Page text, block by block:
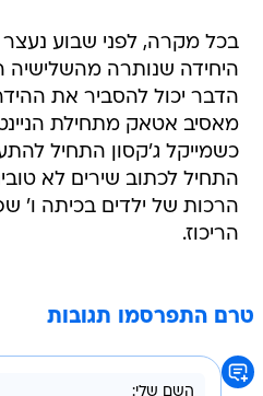
בכל מקרה, לפני שבוע
היחידה שנותרה מהשלישיה
הדבר יכול להסביר את
מאסיב אטאק מתחילת
כשמייקל ג'קסון התחיל
התחיל לכתוב שירים לא
הרכות של ילדים בכיתה ו'
הריכוז.
טרם התפרסמו תגובות